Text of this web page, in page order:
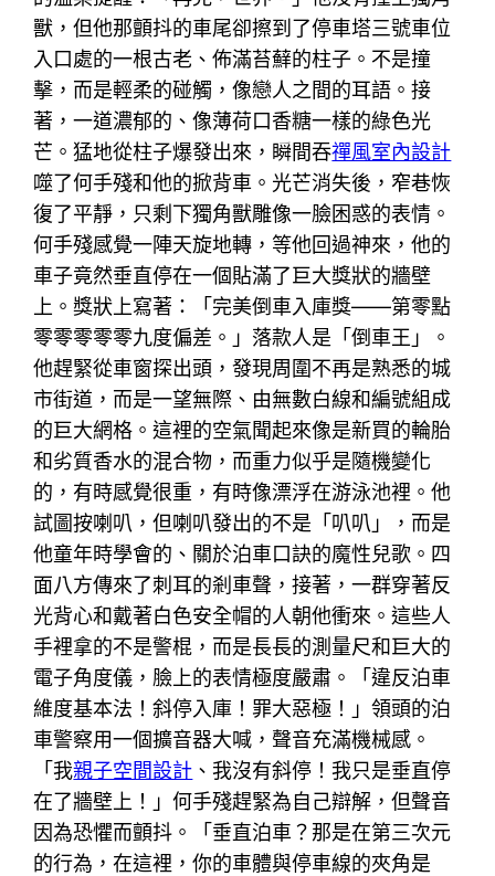
獸，但他那顫抖的車尾卻擦到了停車塔三號車位
入口處的一根古老、佈滿苔蘚的柱子。不是撞
擊，而是輕柔的碰觸，像戀人之間的耳語。接
著，一道濃郁的、像薄荷口香糖一樣的綠色光
芒。猛地從柱子爆發出來，瞬間吞禪風室內設計
噬了何手殘和他的掀背車。光芒消失後，窄巷恢
復了平靜，只剩下獨角獸雕像一臉困惑的表情。
何手殘感覺一陣天旋地轉，等他回過神來，他的
車子竟然垂直停在一個貼滿了巨大獎狀的牆壁
上。獎狀上寫著：「完美倒車入庫獎——第零點
零零零零零九度偏差。」落款人是「倒車王」。
他趕緊從車窗探出頭，發現周圍不再是熟悉的城
市街道，而是一望無際、由無數白線和編號組成
的巨大網格。這裡的空氣聞起來像是新買的輪胎
和劣質香水的混合物，而重力似乎是隨機變化
的，有時感覺很重，有時像漂浮在游泳池裡。他
試圖按喇叭，但喇叭發出的不是「叭叭」，而是
他童年時學會的、關於泊車口訣的魔性兒歌。四
面八方傳來了刺耳的剎車聲，接著，一群穿著反
光背心和戴著白色安全帽的人朝他衝來。這些人
手裡拿的不是警棍，而是長長的測量尺和巨大的
電子角度儀，臉上的表情極度嚴肅。「違反泊車
維度基本法！斜停入庫！罪大惡極！」領頭的泊
車警察用一個擴音器大喊，聲音充滿機械感。
「我親子空間設計 、我沒有斜停！我只是垂直停
在了牆壁上！」何手殘趕緊為自己辯解，但聲音
因為恐懼而顫抖。「垂直泊車？那是在第三次元
的行為，在這裡，你的車體與停車線的夾角是